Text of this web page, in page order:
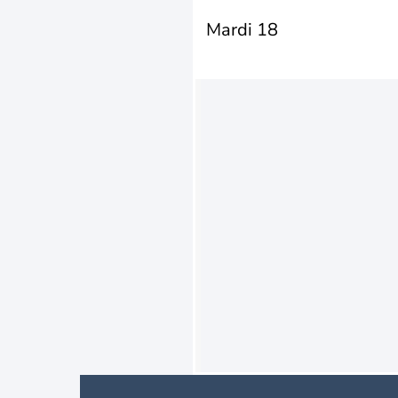
Mardi 18